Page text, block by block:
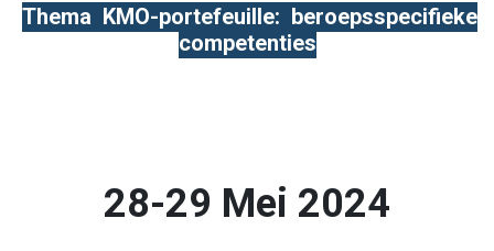
Thema KMO-portefeuille: beroepsspecifieke
competenties
28-29 Mei 2024